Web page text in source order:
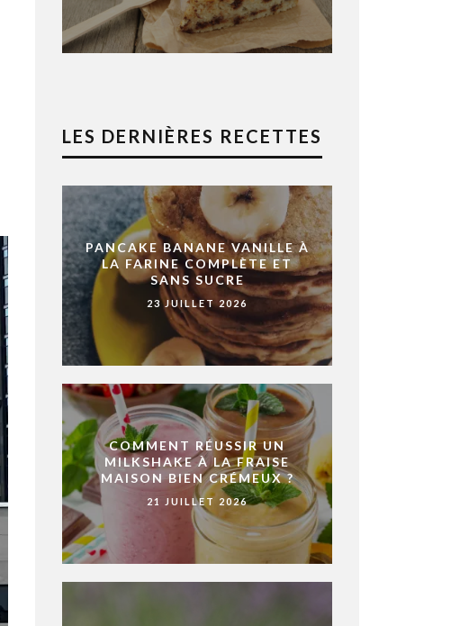
LES DERNIÈRES RECETTES
PANCAKE BANANE VANILLE À
LA FARINE COMPLÈTE ET
SANS SUCRE
23 JUILLET 2026
COMMENT RÉUSSIR UN
MILKSHAKE À LA FRAISE
MAISON BIEN CRÉMEUX ?
21 JUILLET 2026